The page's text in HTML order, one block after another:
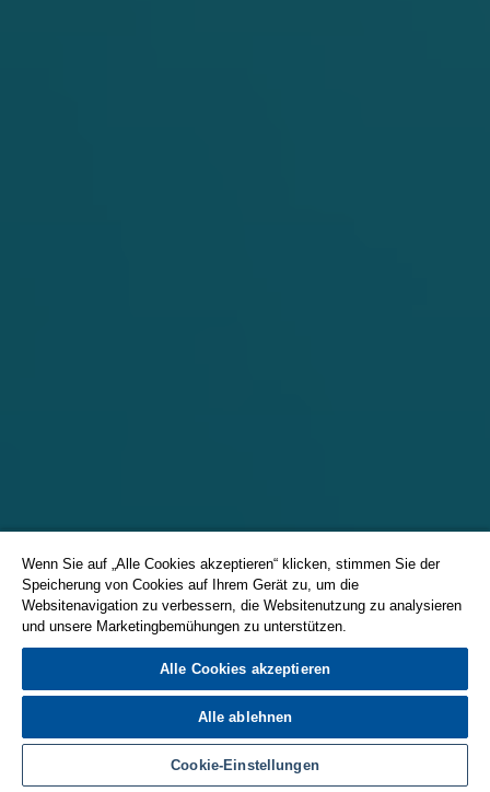
Wenn Sie auf „Alle Cookies akzeptieren“ klicken, stimmen Sie der
Speicherung von Cookies auf Ihrem Gerät zu, um die
Websitenavigation zu verbessern, die Websitenutzung zu analysieren
und unsere Marketingbemühungen zu unterstützen.
Alle Cookies akzeptieren
Alle ablehnen
Cookie-Einstellungen